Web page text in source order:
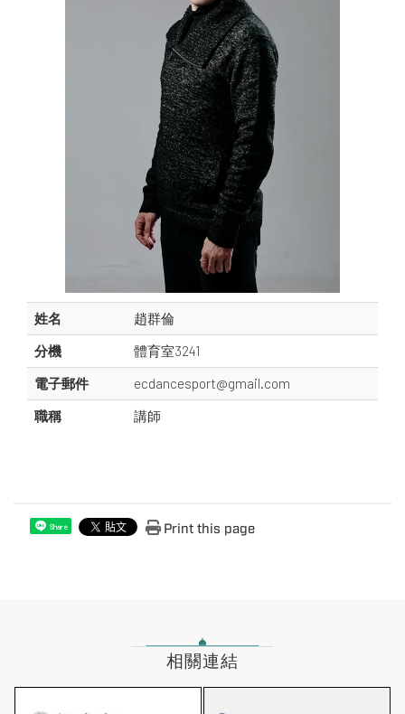
姓名
趙群倫
分機
體育室3241
電子郵件
ecdancesport@gmail.com
職稱
講師
Share Print this page
相關連結